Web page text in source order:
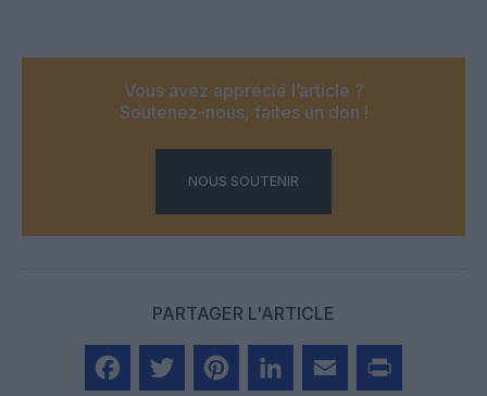
Vous avez apprécié l’article ?
Soutenez-nous, faites un don !
NOUS SOUTENIR
PARTAGER L'ARTICLE